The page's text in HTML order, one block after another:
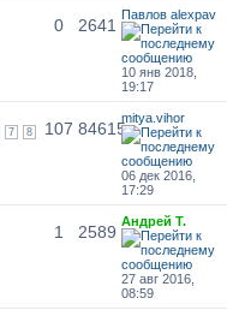
0 2641
Павлов alexpav
10 янв 2018,
19:17
7 8 107 84615
mitya.vihor
06 дек 2016,
17:29
1 2589
Андрей Т.
27 авг 2016,
08:59